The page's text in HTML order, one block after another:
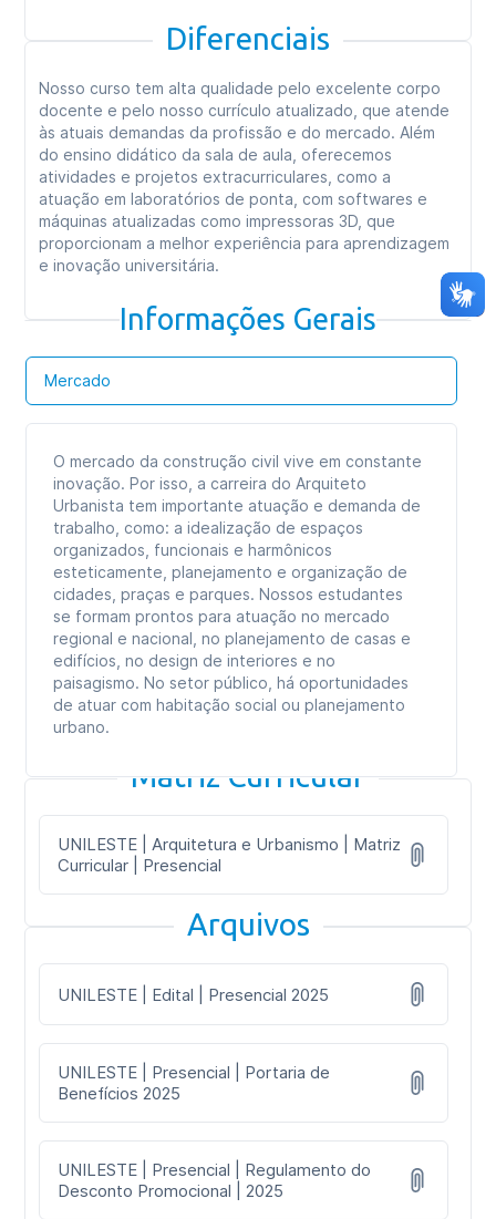
Diferenciais
Nosso curso tem alta qualidade pelo excelente corpo
docente e pelo nosso currículo atualizado, que atende
às atuais demandas da profissão e do mercado. Além
do ensino didático da sala de aula, oferecemos
atividades e projetos extracurriculares, como a
atuação em laboratórios de ponta, com softwares e
máquinas atualizadas como impressoras 3D, que
proporcionam a melhor experiência para aprendizagem
e inovação universitária.
Informações Gerais
Mercado
O mercado da construção civil vive em constante
inovação. Por isso, a carreira do Arquiteto
Urbanista tem importante atuação e demanda de
trabalho, como: a idealização de espaços
organizados, funcionais e harmônicos
esteticamente, planejamento e organização de
cidades, praças e parques. Nossos estudantes
se formam prontos para atuação no mercado
regional e nacional, no planejamento de casas e
edifícios, no design de interiores e no
paisagismo. No setor público, há oportunidades
de atuar com habitação social ou planejamento
urbano.
Matriz Curricular
UNILESTE | Arquitetura e Urbanismo | Matriz
Curricular | Presencial
Arquivos
UNILESTE | Edital | Presencial 2025
UNILESTE | Presencial | Portaria de
Benefícios 2025
UNILESTE | Presencial | Regulamento do
Desconto Promocional | 2025